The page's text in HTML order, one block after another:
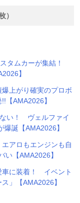
）
タムカーが集結！
】
上がり確実のプロボ
【AMA2026】
い！ ヴェルファイ
誕【AMA2026】
アロもエンジンも自
い【AMA2026】
車に装着！ イベント
」【AMA2026】